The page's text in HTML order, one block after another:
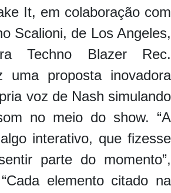
It, em colaboração com
Scalioni, de Los Angeles,
Techno Blazer Rec.
uma proposta inovadora
voz de Nash simulando
no meio do show. “A
interativo, que fizesse
parte do momento”,
elemento citado na